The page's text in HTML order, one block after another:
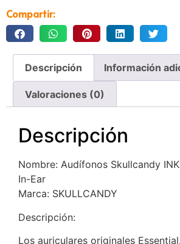
Compartir:
Descripción Información
Valoraciones (0)
Descripción
Nombre: Audífonos Skullcandy
In-Ear
Marca: SKULLCANDY
Descripción:
Los auriculares originales Essential.